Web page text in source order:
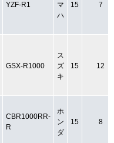
YZF-R1
マ
ハ
15 7
GSX-R1000
ス
ズ
キ
15 12
CBR1000RR-
R
ホ
ン
ダ
15 8